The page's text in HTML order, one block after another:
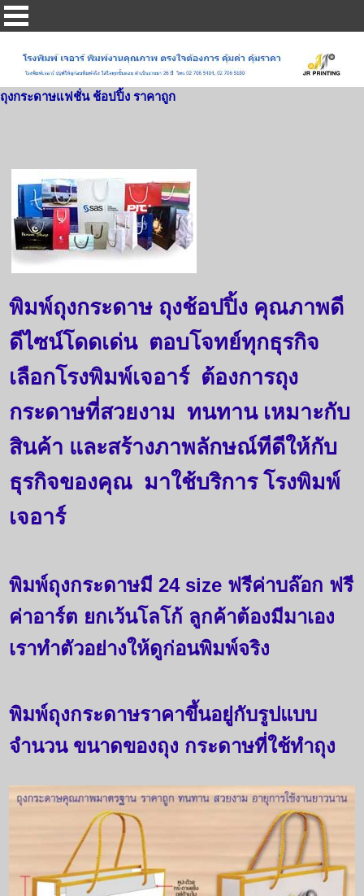
ถุงกระดาษแฟชั่น ช้อปปิ้ง ราคาถูก
พิมพ์ถุงกระดาษ ถุงช้อปปิ้ง คุณภาพดี
ดีไซน์โดดเด่น ตอบโจทย์ทุกธุรกิจ
เลือกโรงพิมพ์เจอาร์ ต้องการถุง
กระดาษที่สวยงาม ทนทาน เหมาะกับ
สินค้า และสร้างภาพลักษณ์ทีดีให้กับ
ธุรกิจของคุณ มาใช้บริการ โรงพิมพ์
เจอาร์
พิมพ์ถุงกระดาษมี24 size ฟรีค่าบล๊อก ฟรี
ค่าอาร์ต ยกเว้นโลโก้ ลูกค้าต้องมีมาเอง
เราทำตัวอย่างให้ดูก่อนพิมพ์จริง
พิมพ์ถุงกระดาษราคาขึ้นอยู่กับรูปแบบ
จำนวน ขนาดของถุง กระดาษที่ใช้ทำถุง